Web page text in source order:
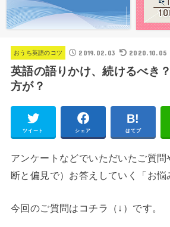
おうち英語のコツ 2019.02.03 2020.10.05
英語の語りかけ、続けるべき
方が？
ツイート シェア はてブ
アンケートなどでいただいたご質
断と偏見で）お答えしていく「お悩
今回のご質問はコチラ（↓）です。